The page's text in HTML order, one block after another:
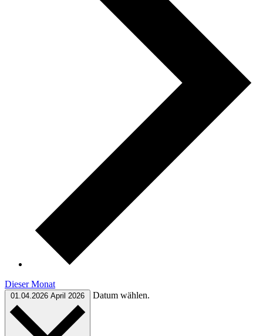
Dieser Monat
01.04.2026 April 2026 Datum wählen.